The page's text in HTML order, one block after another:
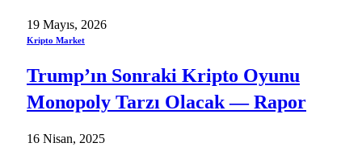
19 Mayıs, 2026
Kripto Market
Trump’ın Sonraki Kripto Oyunu
Monopoly Tarzı Olacak — Rapor
16 Nisan, 2025